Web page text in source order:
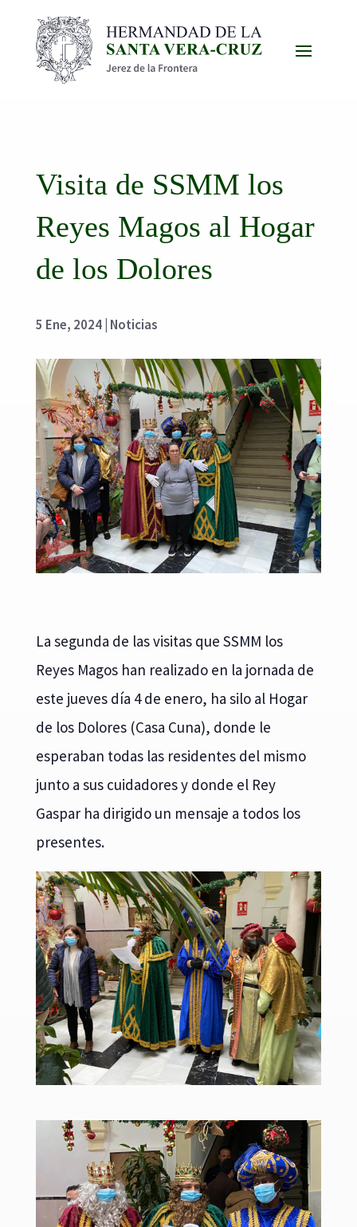
Visita de SSMM los
Reyes Magos al Hogar
de los Dolores
5 Ene, 2024| Noticias
La segunda de las visitas que SSMM los
Reyes Magos han realizado en la jornada de
este jueves día 4 de enero, ha silo al Hogar
de los Dolores (Casa Cuna), donde le
esperaban todas las residentes del mismo
junto a sus cuidadores y donde el Rey
Gaspar ha dirigido un mensaje a todos los
presentes.